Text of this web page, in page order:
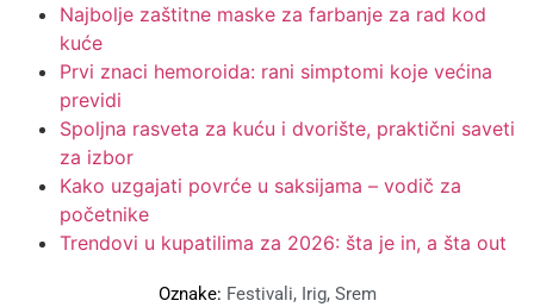
Najbolje zaštitne maske za farbanje za rad kod
kuće
Prvi znaci hemoroida: rani simptomi koje većina
previdi
Spoljna rasveta za kuću i dvorište, praktični saveti
za izbor
Kako uzgajati povrće u saksijama – vodič za
početnike
Trendovi u kupatilima za 2026: šta je in, a šta out
Festivali, Irig, Srem
Oznake: